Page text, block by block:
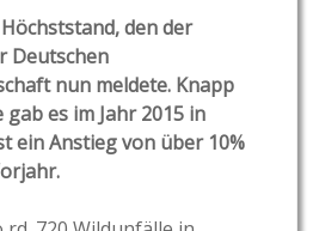
den der
Deutschen
nun meldete. Knapp
es im Jahr 2015 in
ein Anstieg von über 10%